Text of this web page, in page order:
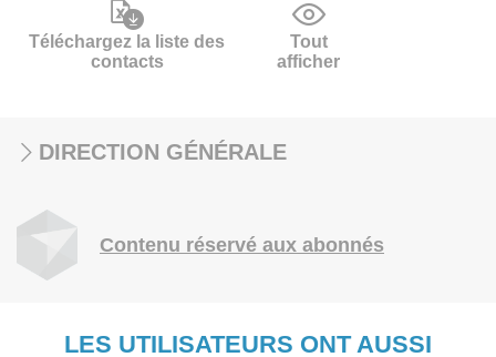
Téléchargez la liste des
contacts
Tout
afficher
DIRECTION GÉNÉRALE
Contenu réservé aux abonnés
LES UTILISATEURS ONT AUSSI